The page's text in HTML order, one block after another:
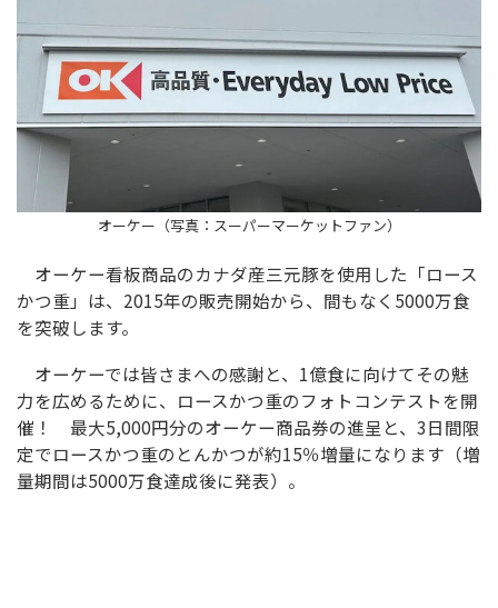
オーケー（写真：スーパーマーケットファン）
オーケー看板商品のカナダ産三元豚を使用した「ロース
かつ重」は、2015年の販売開始から、間もなく5000万食
を突破します。
オーケーでは皆さまへの感謝と、1億食に向けてその魅
力を広めるために、ロースかつ重のフォトコンテストを開
催！ 最大5,000円分のオーケー商品券の進呈と、3日間限
定でロースかつ重のとんかつが約15％増量になります（増
量期間は5000万食達成後に発表）。